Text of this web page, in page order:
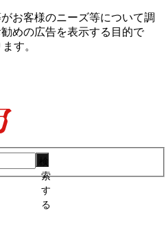
お客様のニーズ等について調
めの広告を表⽰する⽬的で
す。
索
す
る